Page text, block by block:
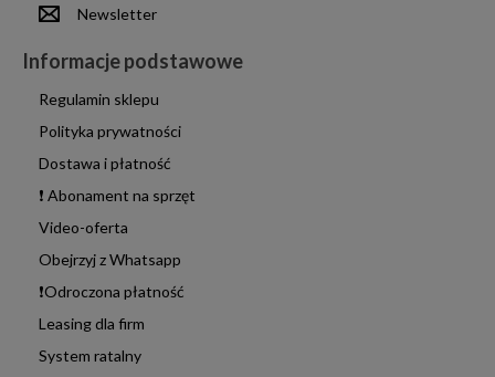
Newsletter
Informacje podstawowe
Regulamin sklepu
Polityka prywatności
Dostawa i płatność
❗ Abonament na sprzęt
Video-oferta
Obejrzyj z Whatsapp
❗Odroczona płatność
Leasing dla firm
System ratalny